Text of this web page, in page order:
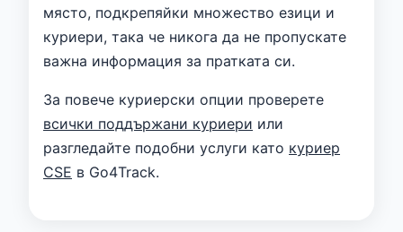
място, подкрепяйки множество езици и
куриери, така че никога да не пропускате
важна информация за пратката си.
За повече куриерски опции проверете
всички поддържани куриери или
разгледайте подобни услуги като куриер
CSE в Go4Track.